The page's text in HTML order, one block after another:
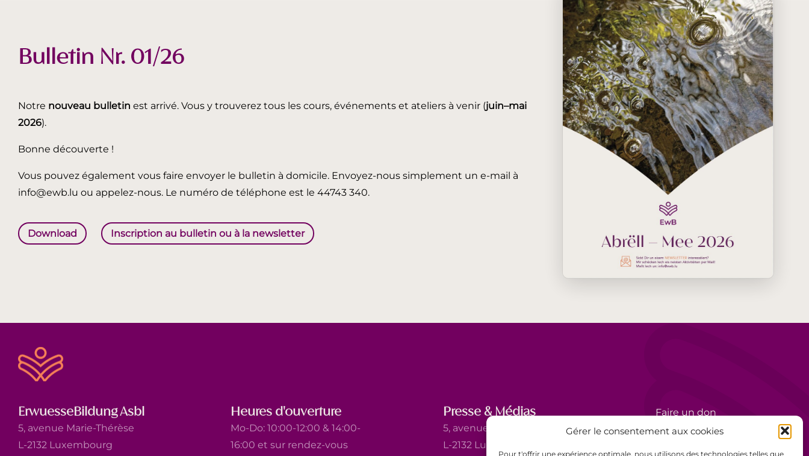
Gérer le consentement aux cookies
Pour t'offrir une expérience optimale, nous utilisons des technologies telles que
Bulletin Nr. 01/26
Notre nouveau bulletin est arrivé. Vous y trouverez tous les cours, événements et ateliers à venir (juin–mai
2026).
Bonne découverte !
Vous pouvez également vous faire envoyer le bulletin à domicile. Envoyez-nous simplement un e-mail à
info@ewb.lu ou appelez-nous. Le numéro de téléphone est le 44743 340.
Download Inscription au bulletin ou à la newsletter
ErwuesseBildung Asbl
5, avenue Marie-Thérèse
L-2132 Luxembourg
Heures d'ouverture
Mo-Do: 10:00-12:00 & 14:00-
16:00 et sur rendez-vous
Presse & Médias
5, avenue Marie-Thérèse
L-2132 Luxembourg
Faire un don
Bénévolat